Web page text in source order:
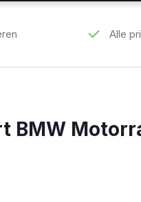
Alle
BMW